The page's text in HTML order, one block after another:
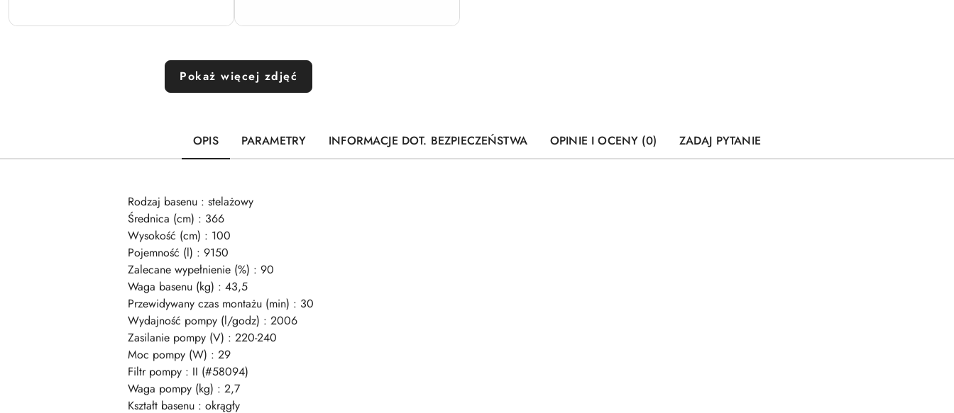
Pokaż więcej zdjęć
OPIS PARAMETRY INFORMACJE DOT. BEZPIECZEŃSTWA OPINIE I OCENY (0) ZADAJ PYTANIE
Rodzaj basenu : stelażowy
Średnica (cm) : 366
Wysokość (cm) : 100
Pojemność (l) : 9150
Zalecane wypełnienie (%) : 90
Waga basenu (kg) : 43,5
Przewidywany czas montażu (min) : 30
Wydajność pompy (l/godz) : 2006
Zasilanie pompy (V) : 220-240
Moc pompy (W) : 29
Filtr pompy : II (#58094)
Waga pompy (kg) : 2,7
Kształt basenu : okrągły